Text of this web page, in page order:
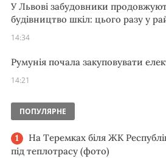
У Львові забудовники
будівництво шкіл: цього разу у
14:34
Румунія почала закуповувати
14:21
ПОПУЛЯРНЕ
На Теремках біля ЖК
під теплотрасу (фото)